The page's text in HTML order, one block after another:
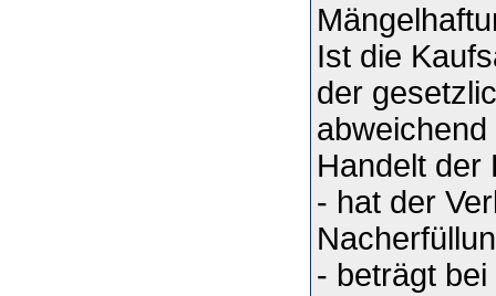
Ist die
der
abweichend
Handelt der
- hat der
- beträgt